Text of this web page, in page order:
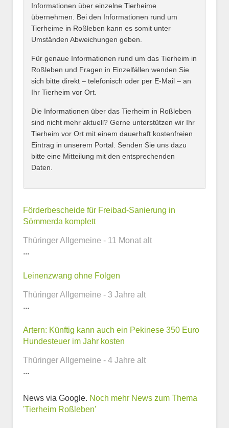
Name des Tierheims*
Kontaktmöglichkeiten
E-Mail-Adresse
Webseite
Weitere Informationen
zum Tierheim
Informationen über einzelne Tierheime
übernehmen. Bei den Informationen rund um
Tierheime in Roßleben kann es somit unter
Umständen Abweichungen geben.
Für genaue Informationen rund um das Tierheim in
Roßleben und Fragen in Einzelfällen wenden Sie
sich bitte direkt – telefonisch oder per E-Mail – an
Ihr Tierheim vor Ort.
Die Informationen über das Tierheim in Roßleben
sind nicht mehr aktuell? Gerne unterstützen wir Ihr
Tierheim vor Ort mit einem dauerhaft kostenfreien
Eintrag in unserem Portal. Senden Sie uns dazu
bitte eine Mitteilung mit den entsprechenden
Daten.
Förderbescheide für Freibad-Sanierung in
Sömmerda komplett
Thüringer Allgemeine - 11 Monat alt
...
Leinenzwang ohne Folgen
Thüringer Allgemeine - 3 Jahre alt
...
Artern: Künftig kann auch ein Pekinese 350 Euro
Hundesteuer im Jahr kosten
Thüringer Allgemeine - 4 Jahre alt
...
News via Google. Noch mehr News zum Thema
'Tierheim Roßleben'